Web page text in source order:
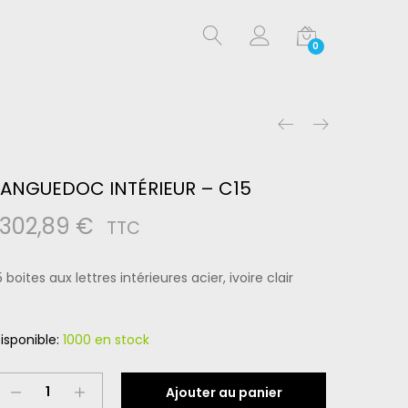
0
INTÉRIEUR – C15
€ TTC
boites aux lettres intérieures acier, ivoire clair
1000 en stock
LANGUEDOC
Ajouter au panier